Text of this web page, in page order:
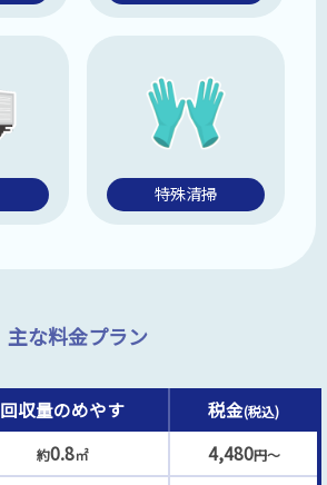
特殊清掃
主な料金プラン
回収量のめやす 税金(税込)
約0.8㎡ 4,480円～